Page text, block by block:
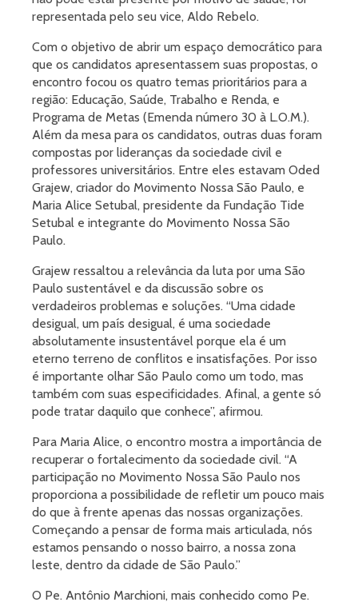
representada pelo seu vice, Aldo Rebelo.
Com o objetivo de abrir um espaço democrático para
que os candidatos apresentassem suas propostas, o
encontro focou os quatro temas prioritários para a
região: Educação, Saúde, Trabalho e Renda, e
Programa de Metas (Emenda número 30 à L.O.M.).
Além da mesa para os candidatos, outras duas foram
compostas por lideranças da sociedade civil e
professores universitários. Entre eles estavam Oded
Grajew, criador do Movimento Nossa São Paulo, e
Maria Alice Setubal, presidente da Fundação Tide
Setubal e integrante do Movimento Nossa São
Paulo.
Grajew ressaltou a relevância da luta por uma São
Paulo sustentável e da discussão sobre os
verdadeiros problemas e soluções. “Uma cidade
desigual, um país desigual, é uma sociedade
absolutamente insustentável porque ela é um
eterno terreno de conflitos e insatisfações. Por isso
é importante olhar São Paulo como um todo, mas
também com suas especificidades. Afinal, a gente só
pode tratar daquilo que conhece”, afirmou.
Para Maria Alice, o encontro mostra a importância de
recuperar o fortalecimento da sociedade civil. “A
participação no Movimento Nossa São Paulo nos
proporciona a possibilidade de refletir um pouco mais
do que à frente apenas das nossas organizações.
Começando a pensar de forma mais articulada, nós
estamos pensando o nosso bairro, a nossa zona
leste, dentro da cidade de São Paulo.”
O Pe. Antônio Marchioni, mais conhecido como Pe.